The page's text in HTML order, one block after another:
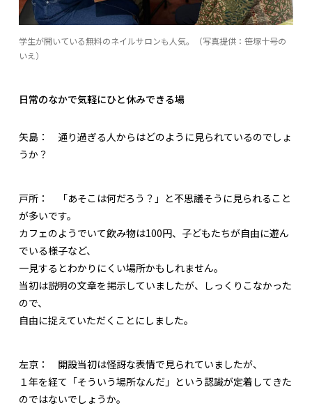
学生が開いている無料のネイルサロンも人気。（写真提供：笹塚十号の
いえ）
日常のなかで気軽にひと休みできる場
矢島： 通り過ぎる人からはどのように見られているのでしょ
うか？
戸所：
「あそこは何だろう？」と不思議そうに見られること
が多いです。
カフェのようでいて飲み物は100円、子どもたちが自由に遊ん
でいる様子など、
一見するとわかりにくい場所かもしれません。
当初は説明の文章を掲示していましたが、しっくりこなかった
ので、
自由に捉えていただくことにしました。
左京： 開設当初は怪訝な表情で見られていましたが、
１年を経て「そういう場所なんだ」という認識が定着してきた
のではないでしょうか。